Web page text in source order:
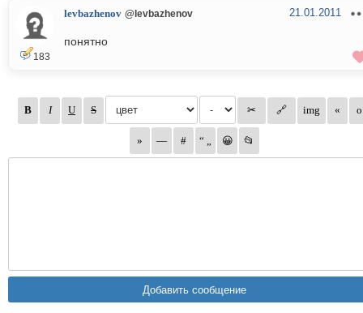
183
levbazhenov @levbazhenov 21.01.2011
понятно